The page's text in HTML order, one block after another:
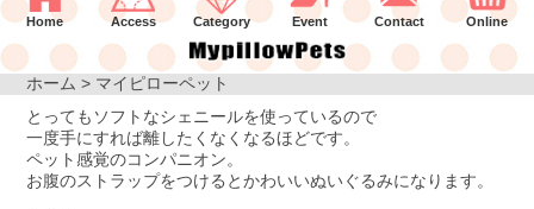
Home Access Category Event Contact Online
ホーム > マイピローペット
とってもソフトなシェニールを使っているので
一度手にすれば離したくなくなるほどです。
ペット感覚のコンパニオン。
お腹のストラップをつけるとかわいいぬいぐるみになります。